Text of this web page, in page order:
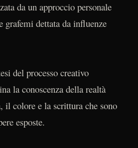
da un approccio personale
grafemi dettata da influenze
del processo creativo
la conoscenza della realtà
il colore e la scrittura che sono
esposte.